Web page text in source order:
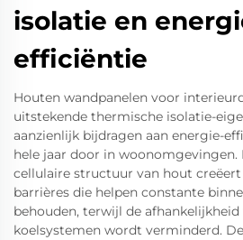
isolatie en
efficiëntie
Houten wandpanelen voor
uitstekende thermische isolatie-
aanzienlijk bijdragen aan energie-
hele jaar door in woonomgevingen.
cellulaire structuur van hout
barrières die helpen constante
behouden, terwijl de
koelsystemen wordt verminderd.